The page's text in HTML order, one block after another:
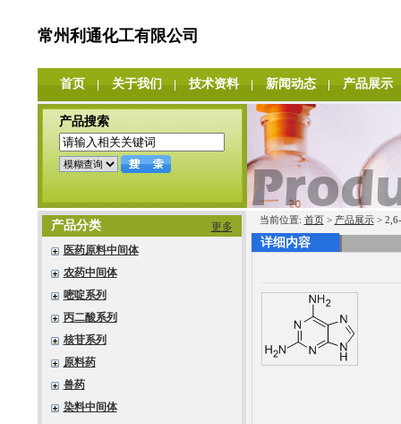
常州利通化工有限公司
首页 关于我们 技术资料 新闻动态 产品展示
产品搜索
产品分类
更多
医药原料中间体
农药中间体
嘧啶系列
丙二酸系列
核苷系列
原料药
兽药
染料中间体
当前位置: 首页> 产品展示>
详细内容